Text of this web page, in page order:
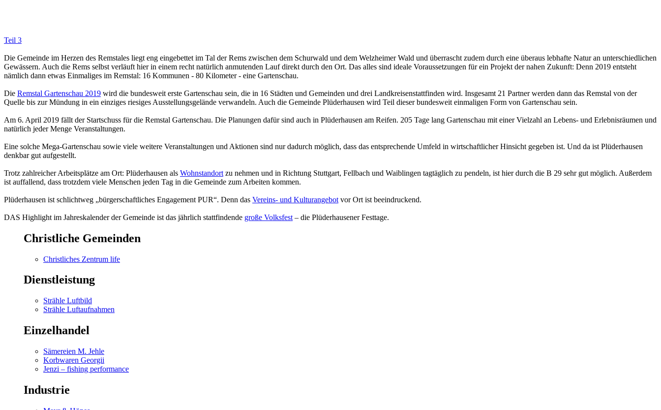
Teil 3
Die Gemeinde im Herzen des Remstales liegt eng eingebettet im Tal der Rems zwischen dem Schurwald und dem Welzheimer Wald und überrascht zudem durch eine überaus lebhafte Natur an unterschiedlichen
Gewässern. Auch die Rems selbst verläuft hier in einem recht natürlich anmutenden Lauf direkt durch den Ort. Das alles sind ideale Voraussetzungen für ein Projekt der nahen Zukunft: Denn 2019 entsteht
nämlich dann etwas Einmaliges im Remstal: 16 Kommunen - 80 Kilometer - eine Gartenschau.
Die Remstal Gartenschau 2019 wird die bundesweit erste Gartenschau sein, die in 16 Städten und Gemeinden und drei Landkreisenstattfinden wird. Insgesamt 21 Partner werden dann das Remstal von der
Quelle bis zur Mündung in ein einziges riesiges Ausstellungsgelände verwandeln. Auch die Gemeinde Plüderhausen wird Teil dieser bundesweit einmaligen Form von Gartenschau sein.
Am 6. April 2019 fällt der Startschuss für die Remstal Gartenschau. Die Planungen dafür sind auch in Plüderhausen am Reifen. 205 Tage lang Gartenschau mit einer Vielzahl an Lebens- und Erlebnisräumen und
natürlich jeder Menge Veranstaltungen.
Eine solche Mega-Gartenschau sowie viele weitere Veranstaltungen und Aktionen sind nur dadurch möglich, dass das entsprechende Umfeld in wirtschaftlicher Hinsicht gegeben ist. Und da ist Plüderhausen
denkbar gut aufgestellt.
Trotz zahlreicher Arbeitsplätze am Ort: Plüderhausen als Wohnstandort zu nehmen und in Richtung Stuttgart, Fellbach und Waiblingen tagtäglich zu pendeln, ist hier durch die B 29 sehr gut möglich. Außerdem
ist auffallend, dass trotzdem viele Menschen jeden Tag in die Gemeinde zum Arbeiten kommen.
Plüderhausen ist schlichtweg „bürgerschaftliches Engagement PUR“. Denn das Vereins- und Kulturangebot vor Ort ist beeindruckend.
DAS Highlight im Jahreskalender der Gemeinde ist das jährlich stattfindende große Volksfest – die Plüderhausener Festtage.
Christliche Gemeinden
Christliches Zentrum life
Dienstleistung
Strähle Luftbild
Strähle Luftaufnahmen
Einzelhandel
Sämereien M. Jehle
Korbwaren Georgii
Jenzi – fishing performance
Industrie